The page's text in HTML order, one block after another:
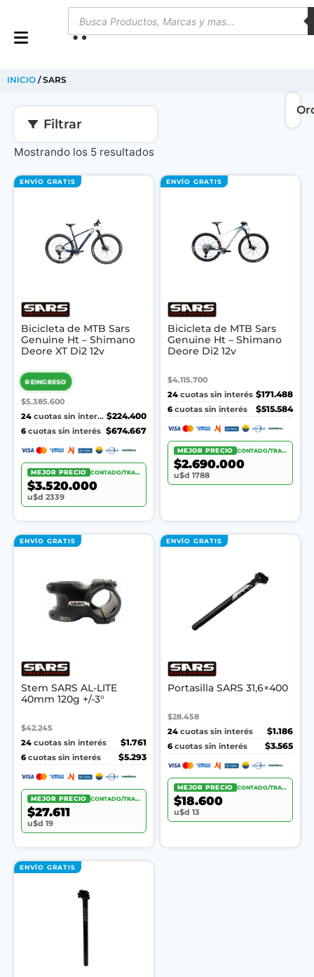
INICIO / SARS
Filtrar
Mostrando los 5 resultados
ENVÍO GRATIS
Bicicleta de MTB Sars
Genuine Ht – Shimano
Deore XT Di2 12v
REINGRESO
$5.385.600
24 cuotas sin interés
$224.400
6 cuotas sin interés $674.667
MEJOR PRECIO CONTADO/TRANSF.
$3.520.000
u$d 2339
ENVÍO GRATIS
Bicicleta de MTB Sars
Genuine Ht – Shimano
Deore Di2 12v
$4.115.700
24 cuotas sin interés $171.488
6 cuotas sin interés $515.584
MEJOR PRECIO CONTADO/TRANSF.
$2.690.000
u$d 1788
ENVÍO GRATIS
Stem SARS AL-LITE
40mm 120g +/-3°
$42.245
24 cuotas sin interés
$1.761
6 cuotas sin interés $5.293
MEJOR PRECIO CONTADO/TRANSF.
$27.611
u$d 19
ENVÍO GRATIS
Portasilla SARS 31,6×400
$28.458
24 cuotas sin interés
$1.186
6 cuotas sin interés $3.565
MEJOR PRECIO CONTADO/TRANSF.
$18.600
u$d 13
ENVÍO GRATIS